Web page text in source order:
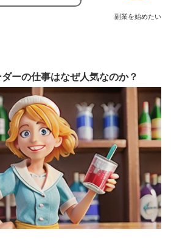
副業を始めたい
ーの仕事はなぜ人気なのか？